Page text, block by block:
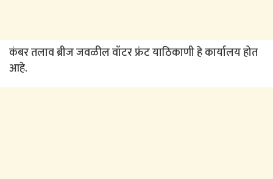
कंबर तलाव ब्रीज जवळील वॉटर फ्रंट याठिकाणी हे कार्यालय होत
आहे.